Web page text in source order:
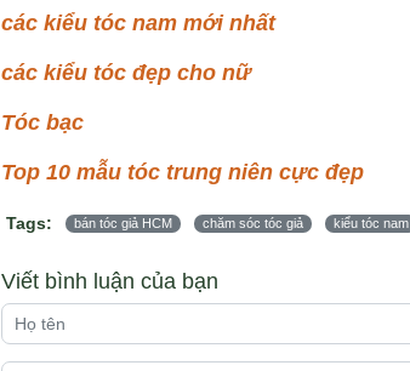
các kiểu tóc nam mới nhất
các kiểu tóc đẹp cho nữ
Tóc bạc
Top 10 mẫu tóc trung niên cực đẹp
Tags: bán tóc giả HCM chăm sóc tóc giả kiểu tóc nam
Viết bình luận của bạn